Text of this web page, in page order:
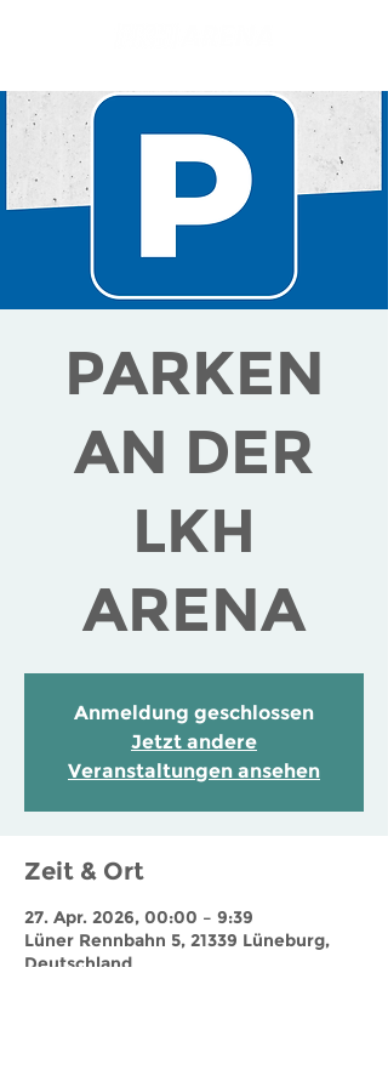
PARKEN
AN DER
LKH
ARENA
Anmeldung geschlossen
Jetzt andere
Veranstaltungen ansehen
Zeit & Ort
27. Apr. 2026, 00:00 – 9:39
Lüner Rennbahn 5, 21339 Lüneburg,
Deutschland